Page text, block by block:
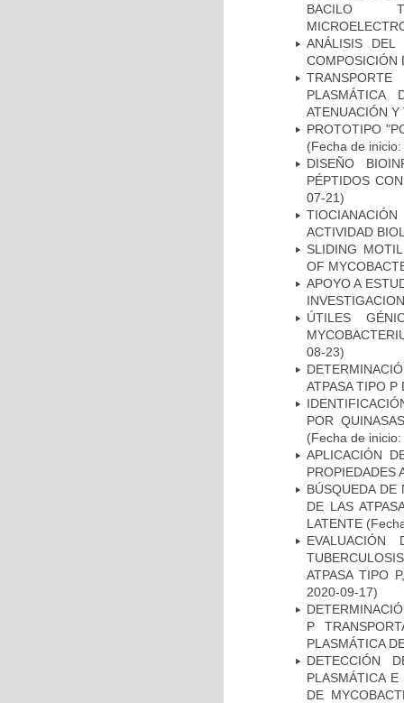
BACILO
ANÁLISIS DEL
COMPOSICIÓN
PLASMÁTICA
ATENUACIÓN Y
PROTOTIPO
(Fecha de
DISEÑO
PÉPTIDOS
07-21)
ACTIVIDAD
SLIDING
OF
APOYO A
ÚTILES
08-23)
ATPASA TIPO
POR
(Fecha de
APLICACIÓN
PROPIEDADES
BÚSQUEDA DE
DE LAS
LATENTE
ATPASA TIPO
2020-09-17)
P
PLASMÁTICA
DETECCIÓN
PLASMÁTICA
DE